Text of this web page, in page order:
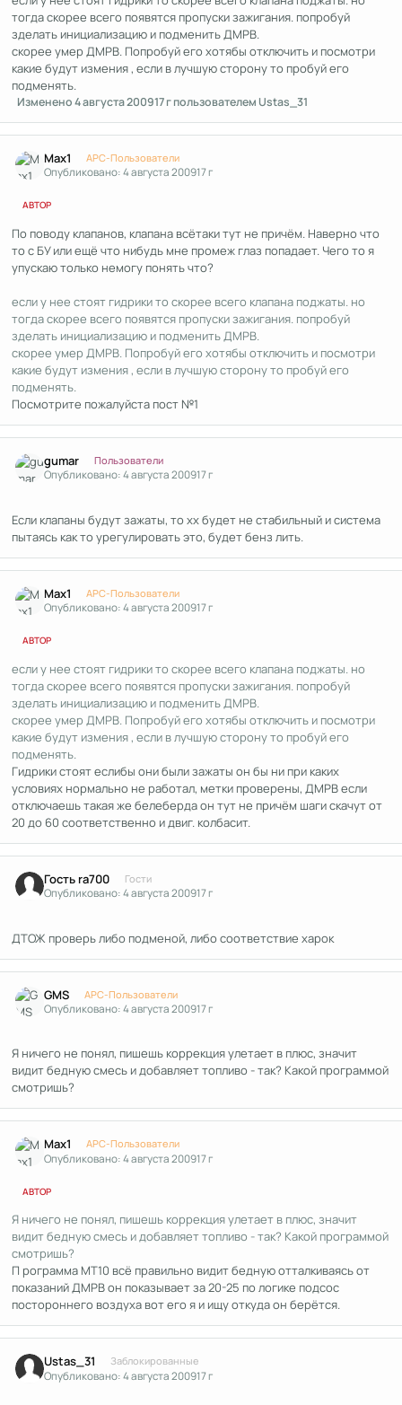
тогда скорее всего появятся пропуски зажигания. попробуй
зделать инициализацию и подменить ДМРВ.
скорее умер ДМРВ. Попробуй его хотябы отключить и посмотри
какие будут измения , если в лучшую сторону то пробуй его
подменять.
Изменено4 августа 200917 гпользователем Ustas_31
Max1 APC-Пользователи
Опубликовано:4 августа 200917 г
АВТОР
По поводу клапанов, клапана всётаки тут не причём. Наверно что
то с БУ или ещё что нибудь мне промеж глаз попадает. Чего то я
упускаю только немогу понять что?
если у нее стоят гидрики то скорее всего клапана поджаты. но
тогда скорее всего появятся пропуски зажигания. попробуй
зделать инициализацию и подменить ДМРВ.
скорее умер ДМРВ. Попробуй его хотябы отключить и посмотри
какие будут измения , если в лучшую сторону то пробуй его
подменять.
Посмотрите пожалуйста пост №1
gumar Пользователи
Опубликовано:4 августа 200917 г
Если клапаны будут зажаты, то хх будет не стабильный и система
пытаясь как то урегулировать это, будет бенз лить.
Max1 APC-Пользователи
Опубликовано:4 августа 200917 г
АВТОР
если у нее стоят гидрики то скорее всего клапана поджаты. но
тогда скорее всего появятся пропуски зажигания. попробуй
зделать инициализацию и подменить ДМРВ.
скорее умер ДМРВ. Попробуй его хотябы отключить и посмотри
какие будут измения , если в лучшую сторону то пробуй его
подменять.
Гидрики стоят еслибы они были зажаты он бы ни при каких
условиях нормально не работал, метки проверены, ДМРВ если
отключаешь такая же белеберда он тут не причём шаги скачут от
20 до 60 соответственно и двиг. колбасит.
Гость ra700 Гости
Опубликовано:4 августа 200917 г
ДТОЖ проверь либо подменой, либо соответствие харок
GMS APC-Пользователи
Опубликовано:4 августа 200917 г
Я ничего не понял, пишешь коррекция улетает в плюс, значит
видит бедную смесь и добавляет топливо - так? Какой программой
смотришь?
Max1 APC-Пользователи
Опубликовано:4 августа 200917 г
АВТОР
Я ничего не понял, пишешь коррекция улетает в плюс, значит
видит бедную смесь и добавляет топливо - так? Какой программой
смотришь?
П рограмма МТ10 всё правильно видит бедную отталкиваясь от
показаний ДМРВ он показывает за 20-25 по логике подсос
постороннего воздуха вот его я и ищу откуда он берётся.
Ustas_31 Заблокированные
Опубликовано:4 августа 200917 г